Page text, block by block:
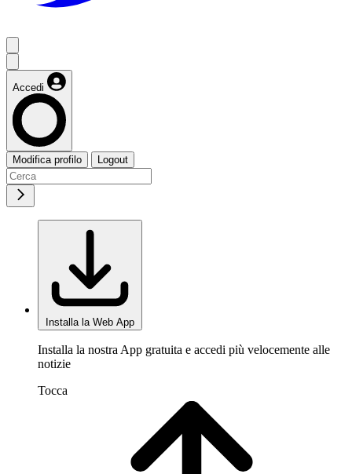
Accedi
Modifica profilo Logout
Installa la Web App
Installa la nostra App gratuita e accedi più velocemente alle
notizie
Tocca